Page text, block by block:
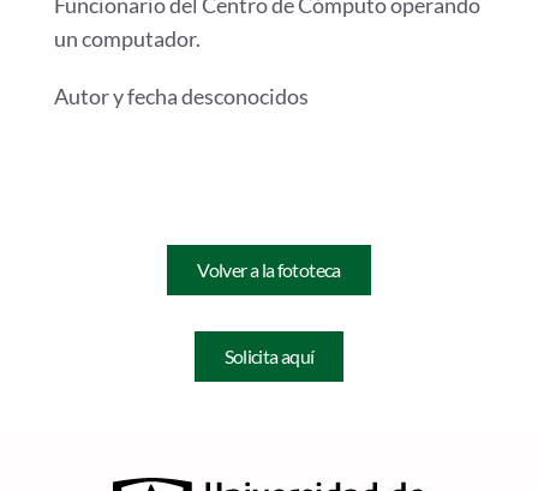
un computador.
Autor y fecha desconocidos
Volver a la fototeca
Solicita aquí